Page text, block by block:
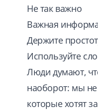
Не так важно
Важная
Держите
Используйте
Люди думают,
наоборот: мы не
которые хотят